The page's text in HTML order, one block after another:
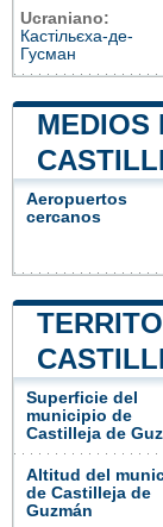
Ucraniano:
Кастільєха-де-
Гусман
MEDIOS
Aeropuertos
cercanos
Superficie del
municipio de
Castilleja de
Altitud del
de Castilleja de
Guzmán